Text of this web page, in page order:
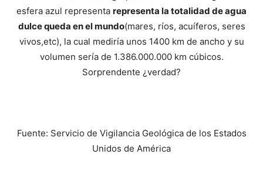
esfera azul representa representa la totalidad de agua
dulce queda en el mundo(mares, ríos, acuíferos, seres
vivos,etc), la cual mediría unos 1400 km de ancho y su
volumen sería de 1.386.000.000 km cúbicos.
Sorprendente ¿verdad?
Fuente: Servicio de Vigilancia Geológica de los Estados
Unidos de América